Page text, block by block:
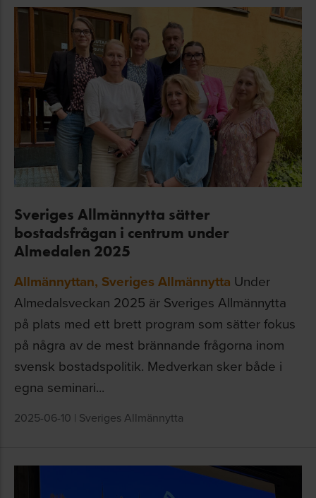
Sveriges Allmännytta sätter
bostadsfrågan i centrum under
Almedalen 2025
Allmännyttan, Sveriges Allmännytta Under
Almedalsveckan 2025 är Sveriges Allmännytta
på plats med ett brett program som sätter fokus
på några av de mest brännande frågorna inom
svensk bostadspolitik. Medverkan sker både i
egna seminari...
2025-06-10 | Sveriges Allmännytta